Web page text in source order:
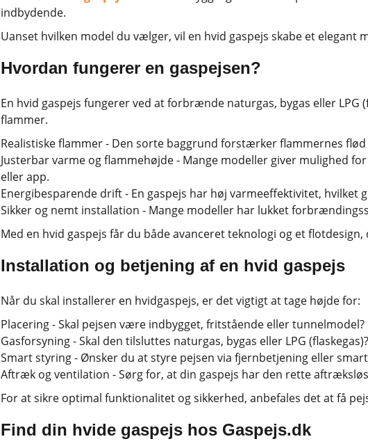
indbydende.
Uanset hvilken model du vælger, vil en hvid gaspejs skabe et elegant
Hvordan fungerer en gaspejsen?
En hvid gaspejs fungerer ved at forbrænde naturgas, bygas eller LPG
flammer.
Realistiske flammer - Den sorte baggrund forstærker flammernes
Justerbar varme og flammehøjde - Mange modeller giver mulighed
eller app.
Energibesparende drift - En gaspejs har høj varmeeffektivitet, hvilket
Sikker og nemt installation - Mange modeller har lukket
Med en hvid gaspejs får du både avanceret teknologi og et
Installation og betjening af en hvid gaspejs
Når du skal installerer en hvidgaspejs, er det vigtigt at tage højde for:
Placering - Skal pejsen være indbygget, fritstående eller tunnelmodel?
Gasforsyning - Skal den tilsluttes naturgas, bygas eller LPG (flaskegas)?
Smart styring - Ønsker du at styre pejsen via fjernbetjening eller
Aftræk og ventilation - Sørg for, at din gaspejs har den rette
For at sikre optimal funktionalitet og sikkerhed, anbefales det at få
Find din hvide gaspejs hos Gaspejs.dk